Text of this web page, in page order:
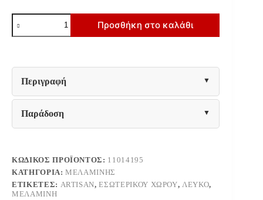
ΚΟΜΟΤΑ-
ΜΠΟΥΦΕΣ
ATERNO
ΛΕΥΚΟ/ARTISAN
ΧΡΩΜΑ
103x40x94εκ
ποσότητα
Προσθήκη στο καλάθι
Περιγραφή
Παράδοση
ΚΩΔΙΚΌΣ ΠΡΟΪΌΝΤΟΣ: 11014195
ΚΑΤΗΓΟΡΊΑ:ΜΕΛΑΜΊΝΗΣ
ΕΤΙΚΈΤΕΣ: ARTISAN,ΕΣΩΤΕΡΙΚΟΎ ΧΏΡΟΥ, ΛΕΥΚΌ,
ΜΕΛΑΜΊΝΗ